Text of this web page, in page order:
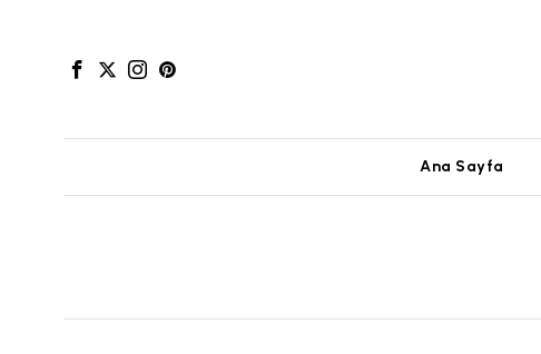
Ana Sayfa